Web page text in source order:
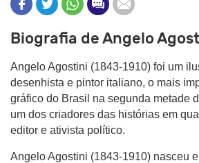
Biografia de Angelo
Angelo Agostini (1843-1910) foi um
desenhista e pintor italiano, o mais
gráfico do Brasil na segunda metade
um dos criadores das histórias em
editor e ativista político.
Angelo Agostini (1843-1910) nasceu